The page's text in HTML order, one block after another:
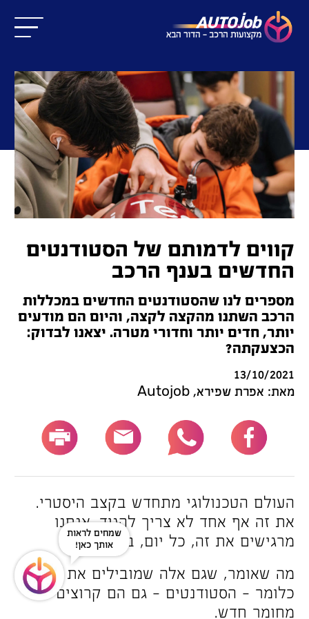
קווים לדמותם של הסטודנטים
החדשים בענף הרכב
מספרים לנו שהסטודנטים החדשים במכללות
הרכב השתנו מהקצה לקצה, והיום הם מודעים
יותר, חדים יותר וחדורי מטרה. יצאנו לבדוק:
הכצעקתה?
13/10/2021
מאת: אפרת שפירא, Autojob
העולם הטכנולוגי מתחדש בקצב היסטרי.
את זה אף אחד לא צריך להגיד. אנחנו
מרגישים את זה, כל יום, בכל מקום.
מה שאומר, שגם אלה שמובילים את העולם,
כלומר – הסטודנטים – גם הם קרוצים
מחומר חדש.
שמחים לראות
אותך כאן!